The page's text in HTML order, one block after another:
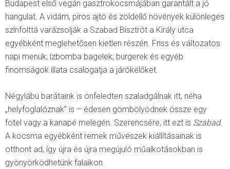
Budapest első vegán gasztrokocsmájában garantált a jó
hangulat. A vidám, piros ajtó és zöldellő növények különleges
színfolttá varázsolják a Szabad Bisztrót a Király utca
egyébként meglehetősen kietlen részén. Friss és változatos
napi menük, ízbomba bagelek, burgerek és egyéb
finomságok illata csalogatja a járókelőket.
Négylábú barátaink is önfeledten szaladgálnak itt, néha
„helyfoglalóznak” is – édesen gömbölyödnek össze egy
fotel vagy a kanapé melegén. Szerencsére, itt ezt is Szabad.
A kocsma egyébként remek művészek kiállításainak is
otthont ad, így újra és újra megújuló műalkotásokban is
gyönyörködhetünk falaikon.